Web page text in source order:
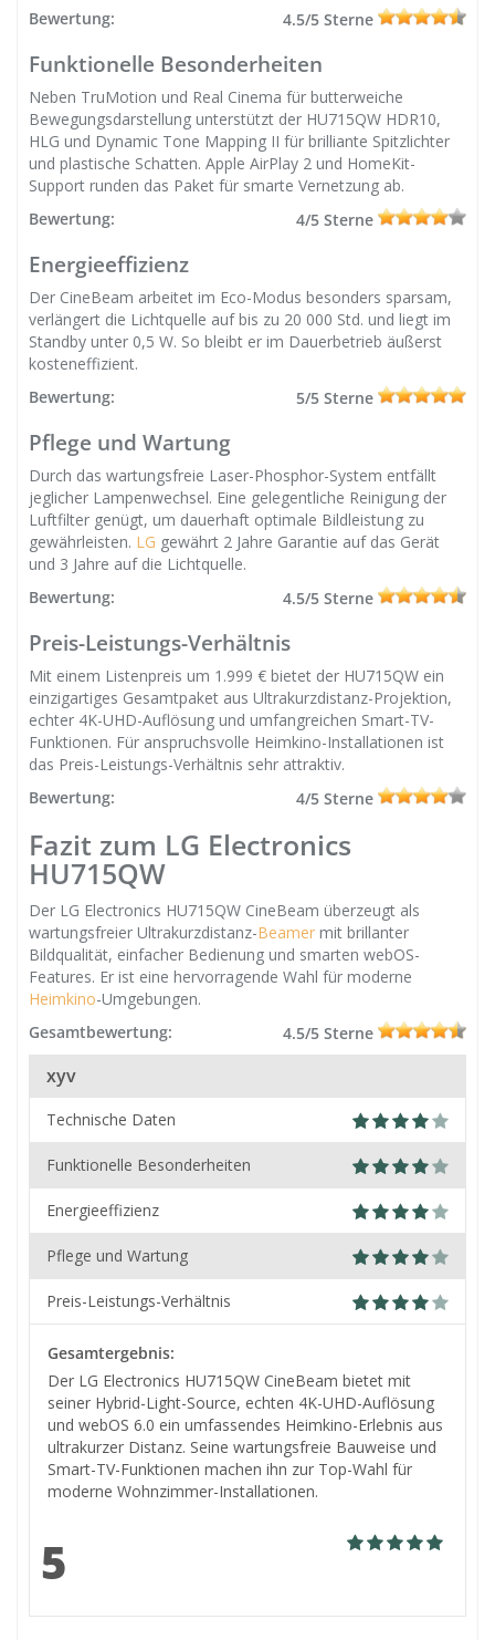
Bewertung: 4.5/5 Sterne
Funktionelle Besonderheiten
Neben TruMotion und Real Cinema für butterweiche
Bewegungsdarstellung unterstützt der HU715QW HDR10,
HLG und Dynamic Tone Mapping II für brilliante Spitzlichter
und plastische Schatten. Apple AirPlay 2 und HomeKit-
Support runden das Paket für smarte Vernetzung ab.
Bewertung:
4/5 Sterne
Energieeffizienz
Der CineBeam arbeitet im Eco-Modus besonders sparsam,
verlängert die Lichtquelle auf bis zu 20 000 Std. und liegt im
Standby unter 0,5 W. So bleibt er im Dauerbetrieb äußerst
kosteneffizient.
Bewertung:
5/5 Sterne
Pflege und Wartung
Durch das wartungsfreie Laser-Phosphor-System entfällt
jeglicher Lampenwechsel. Eine gelegentliche Reinigung der
Luftfilter genügt, um dauerhaft optimale Bildleistung zu
gewährleisten. LG gewährt 2 Jahre Garantie auf das Gerät
und 3 Jahre auf die Lichtquelle.
Bewertung:
4.5/5 Sterne
Preis-Leistungs-Verhältnis
Mit einem Listenpreis um 1.999 € bietet der HU715QW ein
einzigartiges Gesamtpaket aus Ultrakurzdistanz-Projektion,
echter 4K-UHD-Auflösung und umfangreichen Smart-TV-
Funktionen. Für anspruchsvolle Heimkino-Installationen ist
das Preis-Leistungs-Verhältnis sehr attraktiv.
Bewertung:
4/5 Sterne
Fazit zum LG Electronics
HU715QW
Der LG Electronics HU715QW CineBeam überzeugt als
wartungsfreier Ultrakurzdistanz-Beamer mit brillanter
Bildqualität, einfacher Bedienung und smarten webOS-
Features. Er ist eine hervorragende Wahl für moderne
Heimkino-Umgebungen.
Gesamtbewertung:
4.5/5 Sterne
xyv
Technische Daten
Funktionelle Besonderheiten
Energieeffizienz
Pflege und Wartung
Preis-Leistungs-Verhältnis
Gesamtergebnis:
Der LG Electronics HU715QW CineBeam bietet mit
seiner Hybrid-Light-Source, echten 4K-UHD-Auflösung
und webOS 6.0 ein umfassendes Heimkino-Erlebnis aus
ultrakurzer Distanz. Seine wartungsfreie Bauweise und
Smart-TV-Funktionen machen ihn zur Top-Wahl für
moderne Wohnzimmer-Installationen.
5